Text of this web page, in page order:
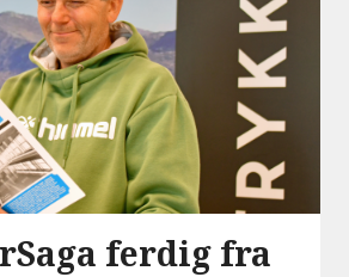
ferdig fra